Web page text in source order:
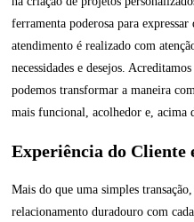
ferramenta poderosa para
atendimento é realizado com
necessidades e desejos.
podemos transformar a maneira
mais funcional, acolhedor e, acima
Experiência do Cliente
Mais do que uma simples
relacionamento duradouro com